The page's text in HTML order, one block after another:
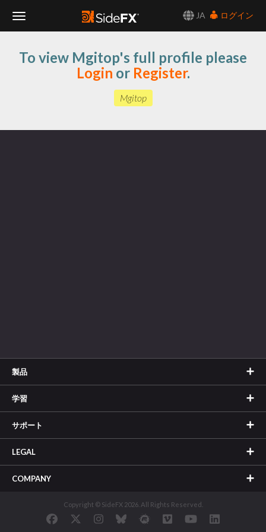
JA
ログイン
Navigation
To view Mgitop's full profile please
Login or Register.
Mgitop
製品
学習
サポート
LEGAL
COMPANY
Copyright © SideFX 2026. All Rights Reserved.